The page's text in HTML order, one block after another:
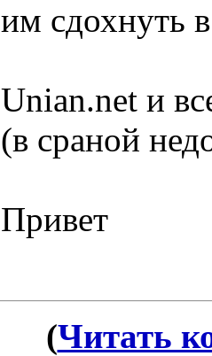
им сдохнуть
Unian.net и
(в сраной
Привет
(Читать